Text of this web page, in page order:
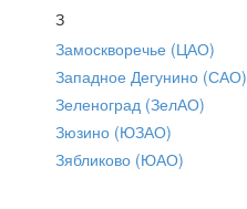
З
Замоскворечье (ЦАО)
Западное Дегунино (САО)
Зеленоград (ЗелАО)
Зюзино (ЮЗАО)
Зябликово (ЮАО)